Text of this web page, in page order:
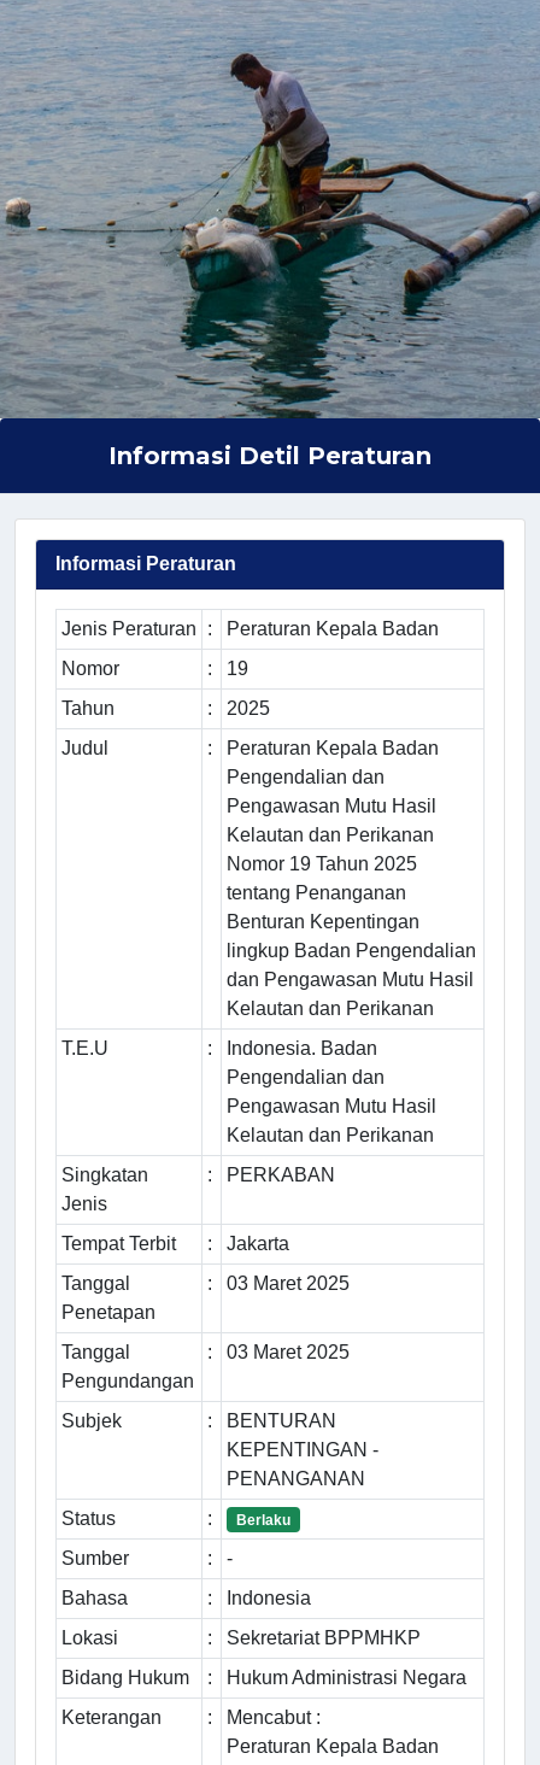
Informasi Detil Peraturan
Informasi Peraturan
Jenis Peraturan :
Peraturan Kepala Badan
Nomor
:
19
Tahun
:
2025
Judul
:
Peraturan Kepala Badan
Pengendalian dan
Pengawasan Mutu Hasil
Kelautan dan Perikanan
Nomor 19 Tahun 2025
tentang Penanganan
Benturan Kepentingan
lingkup Badan Pengendalian
dan Pengawasan Mutu Hasil
Kelautan dan Perikanan
T.E.U
:
Indonesia. Badan
Pengendalian dan
Pengawasan Mutu Hasil
Kelautan dan Perikanan
Singkatan
Jenis
: PERKABAN
Tempat Terbit :
Jakarta
Tanggal
Penetapan
: 03 Maret 2025
Tanggal
Pengundangan
: 03 Maret 2025
Subjek :
BENTURAN
KEPENTINGAN -
PENANGANAN
Status
: Berlaku
Sumber :
-
Bahasa
:
Indonesia
Lokasi
:
Sekretariat BPPMHKP
Bidang Hukum
:
Hukum Administrasi Negara
Keterangan
:
Mencabut :
Peraturan Kepala Badan